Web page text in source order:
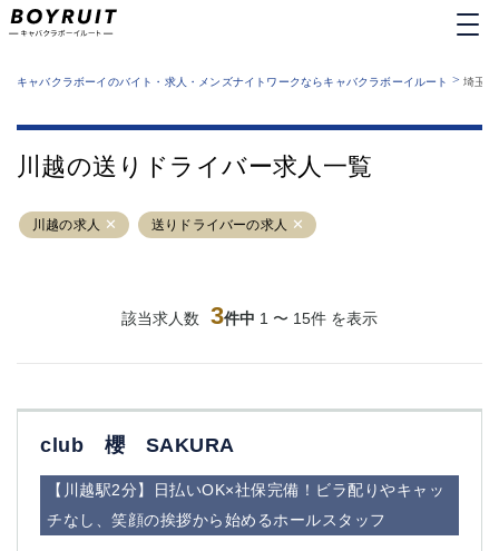
業種から探す
運営者情報
サイトマップ
キャバクラボーイのバイト・求人・メンズナイトワークならキャバクラボーイルート > 埼玉
川越の送りドライバー求人一覧
川越の求人 送りドライバーの求人
該当求人数 3件中 1 〜 15件 を表示
club 櫻 SAKURA
【川越駅2分】日払いOK×社保完備！ビラ配りやキャッ
チなし、笑顔の挨拶から始めるホールスタッフ
六本木
池袋
吉祥寺
練馬
恵比寿
蒲田
北千住
①六本木 ②西麻布
大山
赤羽
品川